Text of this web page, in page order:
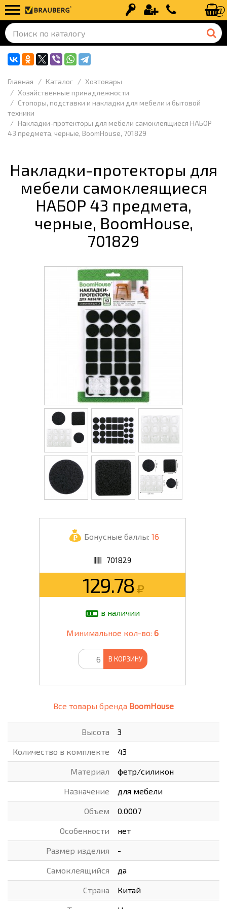
Вход Регистрация+7 (499) 110-
Главная Каталог
Хозтовары
Хозяйственные принадлежности
Стопоры, подставки и накладки для мебели и бытовой
техники
Накладки-протекторы для мебели самоклеящиеся НАБОР
43 предмета, черные, BoomHouse, 701829
Накладки-протекторы для
мебели самоклеящиеся
НАБОР 43 предмета,
черные, BoomHouse,
701829
Бонусные баллы: 16
701829
129.78
в наличии
Минимальное кол-во: 6
В КОРЗИНУ
Все товары бренда BoomHouse
Высота 3
Количество в комплекте 43
Материал фетр/силикон
Назначение для мебели
Объем 0.0007
Особенности нет
Размер изделия -
Самоклеящийся да
Страна Китай